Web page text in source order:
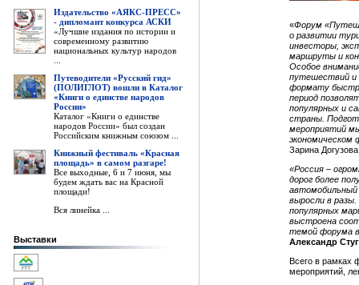
Издательство «АЯКС-ПРЕСС»
- дипломант конкурса АСКИ
«Лучшие издания по истории и
современному развитию
национальных культур народов
Путеводители «Русский гид»
(ПОЛИГЛОТ) вошли в Каталог
«Книги о единстве народов
России»
Каталог «Книги о единстве
народов России» был создан
Российским книжным союзом ...
Книжный фестиваль «Красная
площадь» в самом разгаре!
Все выходные, 6 и 7 июня, мы
будем ждать вас на Красной
площади!
Вся линейка ...
Выставки
«Форум
о развитии
инвесторы,
маршруты и
Особое
путешествий и
формату
период
популярных и
страны.
мероприятий
экономическом
Зарина
«Россия –
дорог более
выросли в разы.
популярных
выстроена
темой форума
Александр
Всего в рамках
мероприятий,